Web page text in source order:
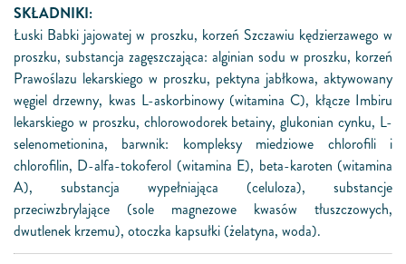
SKŁADNIKI:
Łuski Babki jajowatej w proszku, korzeń Szczawiu kędzierzawego w
proszku, substancja zagęszczająca: alginian sodu w proszku, korzeń
Prawoślazu lekarskiego w proszku, pektyna jabłkowa, aktywowany
węgiel drzewny, kwas L-askorbinowy (witamina C), kłącze Imbiru
lekarskiego w proszku, chlorowodorek betainy, glukonian cynku, L-
selenometionina, barwnik: kompleksy miedziowe chlorofili i
chlorofilin, D-alfa-tokoferol (witamina E), beta-karoten (witamina
A), substancja wypełniająca (celuloza), substancje
przeciwzbrylające (sole magnezowe kwasów tłuszczowych,
dwutlenek krzemu), otoczka kapsułki (żelatyna, woda).